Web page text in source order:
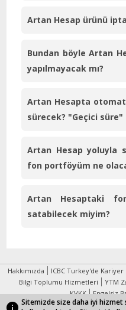
Sitemizde size daha iyi hizmet
Artan Hesap ürünü
Bundan böyle Artan
yapılmayacak mı?
Artan Hesapta
sürecek? "Geçici
Artan Hesap yoluyla
fon portföyüm ne
Artan Hesaptaki
satabilecek miyim?
Hakkımızda ICBC Turkey'de Kariyer
Bilgi Toplumu Hizmetleri
YTM
KVKK
Engelsiz